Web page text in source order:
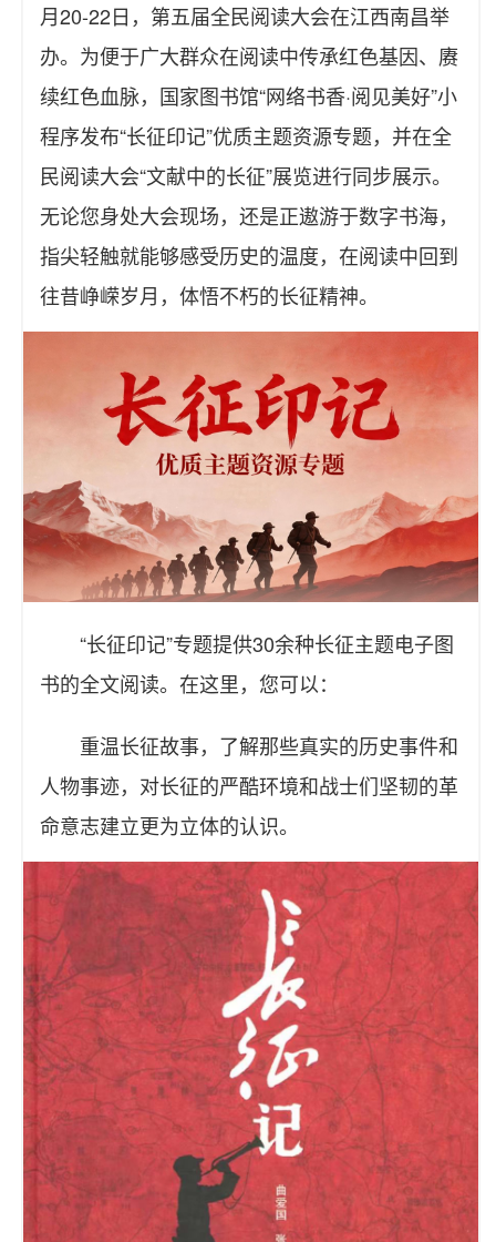
月20-22日，第五届全民阅读大会在江西南昌举
办。为便于广大群众在阅读中传承红色基因、赓
续红色血脉，国家图书馆“网络书香·阅见美好”小
程序发布“长征印记”优质主题资源专题，并在全
民阅读大会“文献中的长征”展览进行同步展示。
无论您身处大会现场，还是正遨游于数字书海，
指尖轻触就能够感受历史的温度，在阅读中回到
往昔峥嵘岁月，体悟不朽的长征精神。
“长征印记”专题提供30余种长征主题电子图
书的全文阅读。在这里，您可以：
重温长征故事，了解那些真实的历史事件和
人物事迹，对长征的严酷环境和战士们坚韧的革
命意志建立更为立体的认识。